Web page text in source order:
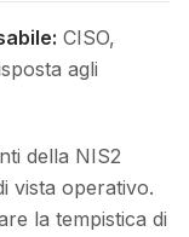
CISO,
agli
della NIS2
vista operativo.
la tempistica di